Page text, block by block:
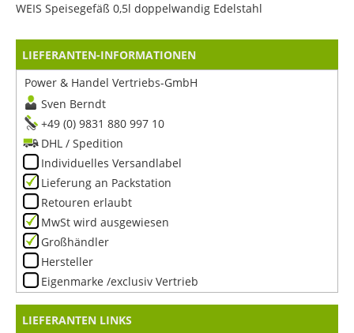
WEIS Speisegefäß 0,5l doppelwandig Edelstahl
LIEFERANTEN-INFORMATIONEN
Power & Handel Vertriebs-GmbH
Sven Berndt
+49 (0) 9831 880 997 10
DHL / Spedition
Individuelles Versandlabel
Lieferung an Packstation
Retouren erlaubt
MwSt wird ausgewiesen
Großhändler
Hersteller
Eigenmarke /exclusiv Vertrieb
LIEFERANTEN LINKS